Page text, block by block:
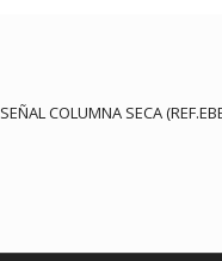
SEÑAL COLUMNA SECA